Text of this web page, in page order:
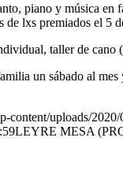
piano y música
de lxs premiados el 5
taller de cano
un sábado al
content/uploads/
LEYRE MESA